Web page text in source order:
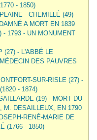
- 1850)
- CHEMILLÉ (49) -
A MORT EN 1839
- 1793 - UN MONUMENT
(27) - L'ABBÉ LE
DES PAUVRES
SUR-RISLE (27) -
- 1874)
(19) - MORT DU
M. DESAILLEUX, EN 1790
RENÉ-MARIE DE
(1766 - 1850)